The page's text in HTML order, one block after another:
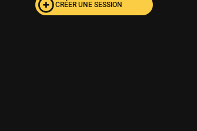
CRÉER UNE SESSION